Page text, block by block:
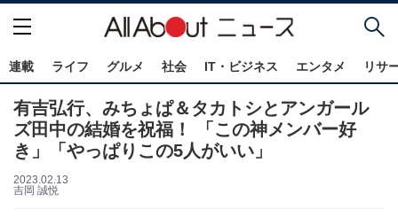
連載 ライフ グルメ 社会 IT・ビジネス エンタメ リサ
有吉弘行、みちょぱ＆タカトシとアンガール
ズ田中の結婚を祝福！ 「この神メンバー好
き」「やっぱりこの5人がいい」
2023.02.13
吉岡 誠悦